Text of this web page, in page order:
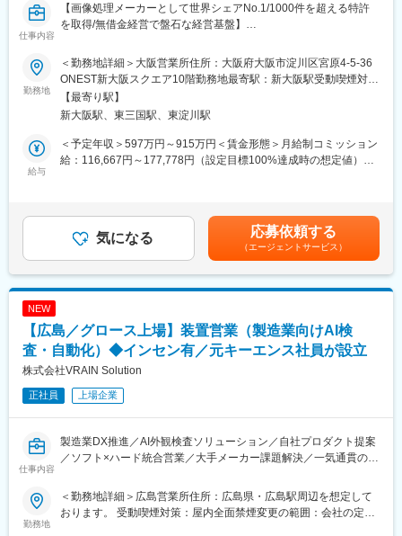
お客様に投資対効果を十分に理解していただき、不安を払拭し、
確実な成功へと導くためには、高精度なシミュレーション技術を
ながら専門性を高めると同時に、社会全体に対して持続可能な価
値を提供できるポジションです。
■職務内容
・ソリューション提案・設計（データドリブンな導入計画）
・導入支援・プロジェクト推進
・現場への技術・安全面の橋渡し
先端テクノロジーによる自社開発製品
先進的なツールを使用した効率的な業務環境
多様な国籍（20ヶ国以上）の社員で構成されるグローバルな就労
仕事内容
【画像処理メーカーとして世界シェアNo.1/1000件を超える特許
を取得/無借金経営で盤石な経営基盤】
■職務内容
自社製品の導入に伴う営業活動を行っていただきます。
■営業スタイル
・担当顧客に対して提案型営業を行います（社用車を使用）
採用実績がない顧客に対しても説得していく根気強さや自身の活
動を通してお客様を動かすことが必要です。
・新規営業について
アプローチすることが多いです。
・働き方
お客様先工場等に訪問することが多いため、都度出張が発生する
■求める人物像
・粘り強く顧客に対して提案活動を続けられる方
れる環境を希望される方）
■入社後の流れ
東京本社にて入社1～2ヶ月程度研修を行い商材知識等を身につけ
様に訪問いただきます。
※研修時に遠方の場合はマンスリーマンションなどを弊社で借りて
勤務地
＜勤務地詳細＞大阪営業所住所：大阪府大阪市淀川区宮原4-5-36
ONEST新大阪スクエア10階勤務地最寄駅：新大阪駅受動喫煙対
策：屋内全面禁煙変更の範囲：会社の定める事業所
【最寄り駅】
新大阪駅、東三国駅、東淀川駅
給与
＜予定年収＞597万円～915万円＜賃金形態＞月給制コミッション
給：116,667円～177,778円（設定目標100%達成時の想定値）＜
円（一律手当を含む）＜昇給有無＞有＜残業手当＞有＜給与補足
＞■ご本人の関連知識や能力、ご経験、現在給与（手当てなど含め
た年収の合計）を考慮の上、当社採用時の職位と業務内容、及び
期待通りの成果にもとづいた場合の報酬を個別に相談の上決定し
ます。■給与改定：年1回賃金はあくまでも目安の金額であり、選
めた表記です。
気になる 応募依頼する
（エージェントサービス）
NEW
【広島／グロース上場】装置営業（製造業向けAI検
査・自動化）◆インセン有／元キーエンス社員が設立
株式会社VRAIN Solution
正社員 上場企業
仕事内容
製造業DX推進／AI外観検査ソリューション／自社プロダクト提案
／ソフト×ハード統合営業／大手メーカー課題解決／一気通貫の提
でキャリア成長
当社について
勤務地
＜勤務地詳細＞広島営業所住所：広島県・広島駅周辺を想定して
おります。 受動喫煙対策：屋内全面禁煙変更の範囲：会社の定め